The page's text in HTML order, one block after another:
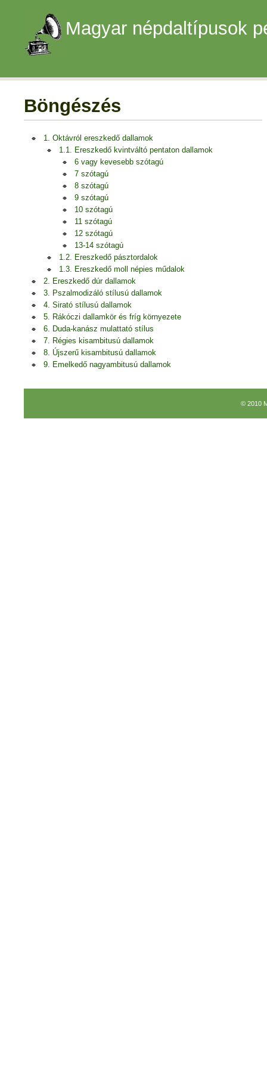
Magyar népdaltípusok
Böngészés
1. Oktávról ereszkedő dallamok
1.1. Ereszkedő kvintváltó pentaton dallamok
6 vagy kevesebb szótagú
7 szótagú
8 szótagú
9 szótagú
10 szótagú
11 szótagú
12 szótagú
13-14 szótagú
1.2. Ereszkedő pásztordalok
1.3. Ereszkedő moll népies műdalok
2. Ereszkedő dúr dallamok
3. Pszalmodizáló stílusú dallamok
4. Sirató stílusú dallamok
5. Rákóczi dallamkör és fríg környezete
6. Duda-kanász mulattató stílus
7. Régies kisambitusú dallamok
8. Újszerű kisambitusú dallamok
9. Emelkedő nagyambitusú dallamok
© 2010